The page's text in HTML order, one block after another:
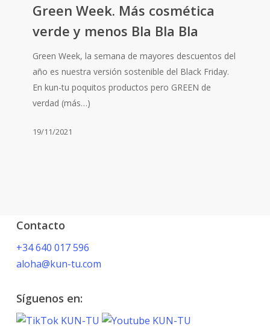
cosmética
verde
Green Week. Más cosmética
verde y menos Bla Bla Bla
Green Week, la semana de mayores descuentos del
año es nuestra versión sostenible del Black Friday.
En kun-tu poquitos productos pero GREEN de
verdad (más…)
19/11/2021
Contacto
+34 640 017 596
aloha@kun-tu.com
Síguenos en: